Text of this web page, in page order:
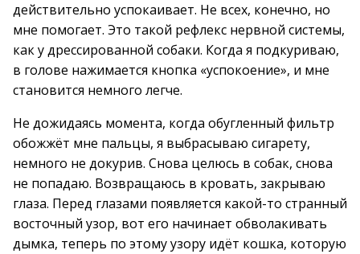
действительно успокаивает. Не всех, конечно, но
мне помогает. Это такой рефлекс нервной системы,
как у дрессированной собаки. Когда я подкуриваю,
в голове нажимается кнопка «успокоение», и мне
становится немного легче.
Не дожидаясь момента, когда обугленный фильтр
обожжёт мне пальцы, я выбрасываю сигарету,
немного не докурив. Снова целюсь в собак, снова
не попадаю. Возвращаюсь в кровать, закрываю
глаза. Перед глазами появляется какой-то странный
восточный узор, вот его начинает обволакивать
дымка, теперь по этому узору идёт кошка, которую